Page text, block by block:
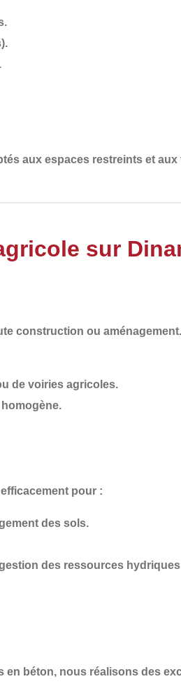
aux espaces restreints et
sur
construction ou
de voiries agricoles.
pour :
des sols.
des ressources
en béton, nous réalisons des